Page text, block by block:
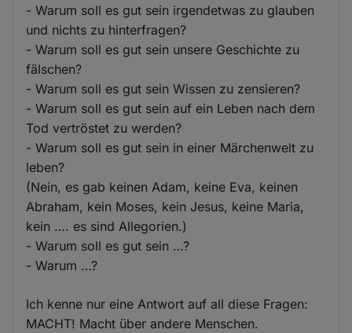
- Warum soll es gut sein irgendetwas zu glauben
und nichts zu hinterfragen?
- Warum soll es gut sein unsere Geschichte zu
fälschen?
- Warum soll es gut sein Wissen zu zensieren?
- Warum soll es gut sein auf ein Leben nach dem
Tod vertröstet zu werden?
- Warum soll es gut sein in einer Märchenwelt zu
leben?
(Nein, es gab keinen Adam, keine Eva, keinen
Abraham, kein Moses, kein Jesus, keine Maria,
kein …. es sind Allegorien.)
- Warum soll es gut sein …?
- Warum …?
Ich kenne nur eine Antwort auf all diese Fragen:
MACHT! Macht über andere Menschen.